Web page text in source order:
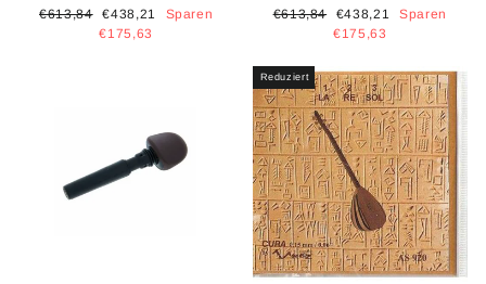
Normaler
€613,84 Sonderpreis
€438,21
Sparen
€175,63
Normaler
€613,84 Sonderpreis
€438,21
Sparen
€175,63
Reduziert